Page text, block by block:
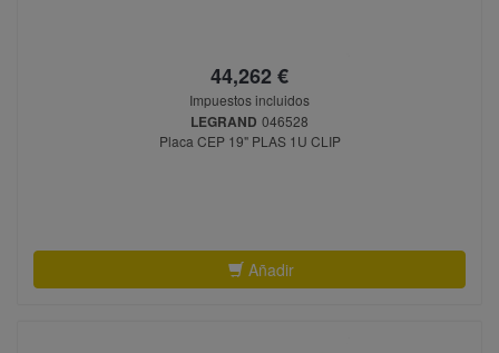
44,262 €
Impuestos incluidos
LEGRAND 046528
Placa CEP 19" PLAS 1U CLIP
Añadir